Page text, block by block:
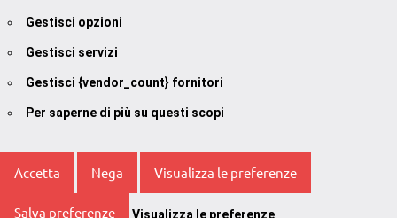
Gestisci opzioni
Gestisci servizi
Gestisci {vendor_count} fornitori
Per saperne di più su questi scopi
Accetta Nega Visualizza le preferenze
Salva preferenze Visualizza le preferenze